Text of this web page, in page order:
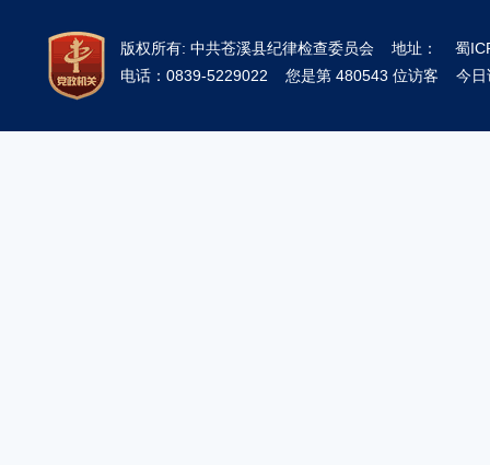
版权所有: 中共苍溪县纪律检查委员会 地址： 蜀
电话：0839-5229022 您是第 480543 位访客 今